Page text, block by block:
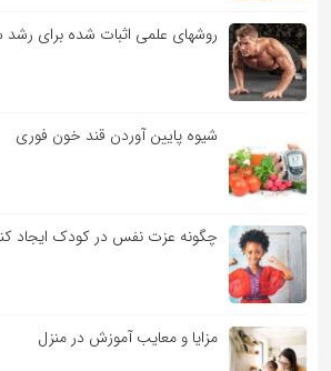
روشهای علمی اثبات شده برای
شیوه پایین آوردن قند خون فوری
چگونه عزت نفس در کودک ایجاد
مزایا و معایب آموزش در منزل